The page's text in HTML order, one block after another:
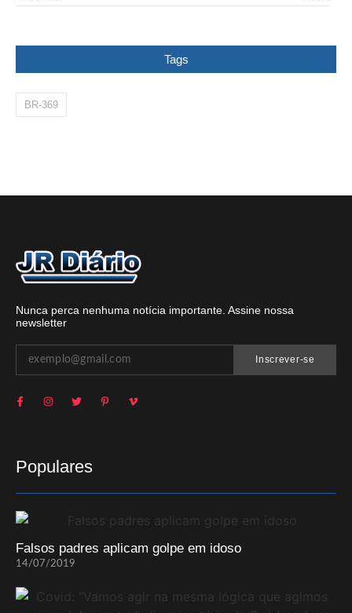
Tags
BR-369
Nunca perca nenhuma notícia importante. Assine nossa
newsletter
Inscrever-se
Populares
Falsos padres aplicam golpe em idoso
14/07/2019